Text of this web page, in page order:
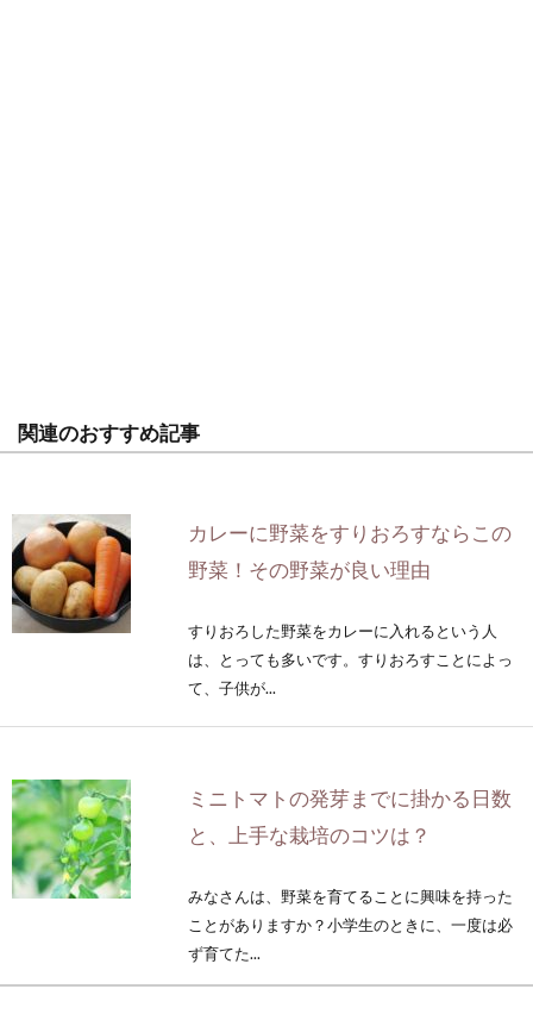
関連のおすすめ記事
カレーに野菜をすりおろすならこの
野菜！その野菜が良い理由
すりおろした野菜をカレーに入れるという人
は、とっても多いです。すりおろすことによっ
て、子供が...
ミニトマトの発芽までに掛かる日数
と、上手な栽培のコツは？
みなさんは、野菜を育てることに興味を持った
ことがありますか？小学生のときに、一度は必
ず育てた...